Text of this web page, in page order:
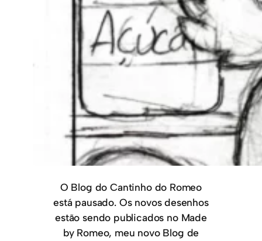
O Blog do Cantinho do Romeo
está pausado. Os novos desenhos
estão sendo publicados no Made
by Romeo, meu novo Blog de